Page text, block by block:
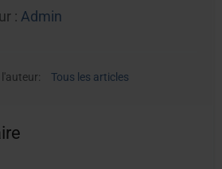
: Admin
Tous les articles